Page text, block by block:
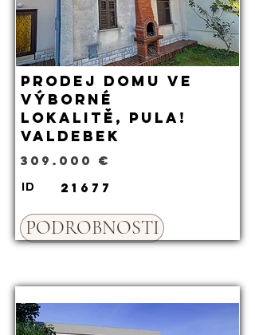
Prodej domu ve
výborné
lokalitě, Pula!
Valdebek
309.000 €
ID 21677
PODROBNOSTI